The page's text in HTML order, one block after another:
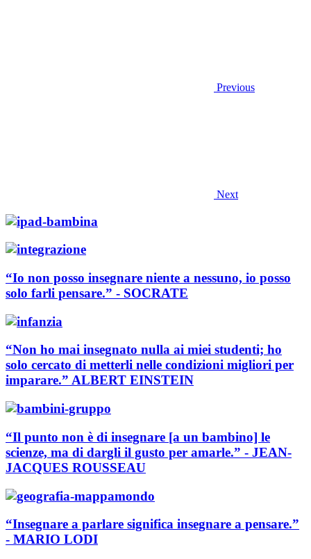
Previous
Next
“Io non posso insegnare niente a nessuno, io posso
solo farli pensare.” - SOCRATE
“Non ho mai insegnato nulla ai miei studenti; ho
solo cercato di metterli nelle condizioni migliori per
imparare.” ALBERT EINSTEIN
“Il punto non è di insegnare [a un bambino] le
scienze, ma di dargli il gusto per amarle.” - JEAN-
JACQUES ROUSSEAU
“Insegnare a parlare significa insegnare a pensare.”
- MARIO LODI